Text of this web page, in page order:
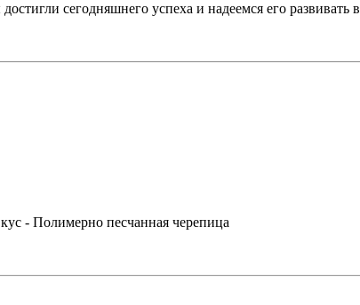
сегодняшнего успеха и надеемся его развивать в
- Полимерно песчанная черепица